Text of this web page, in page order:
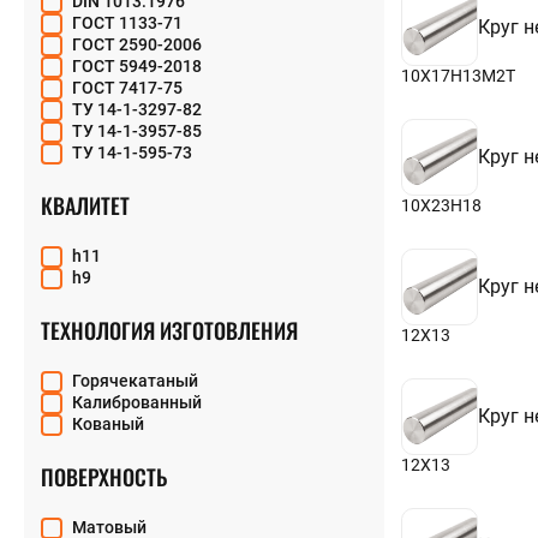
10Х11Н20Т3Р
10Х11Н23Т3МР
10Х17Н13М2Т
10Х17Н13М3Т
10Х23Н18
12Х13
12Х15Г9НД
12Х17
12Х18Н10Т-ВД
12Х18Н9Т
12Х21Н5Т
13Х11Н2В2МФ-Ш
15Х11МФ
15Х18Н12С4ТЮ
15Х25Т
18Х12ВМБФР
20Х12ВНМФ
20Х17Н2
17
18
19
20
22
23
24
25
27
30
31
33
35
36
37
40
42
ГОСТ 1133-71
ГОСТ 2590-2006
ГОСТ 5949-2018
ГОСТ 7417-75
ТУ 14-1-3297-82
ТУ 14-1-3957-85
ТУ 14-1-595-73
КВАЛИТЕТ
h11
h9
ТЕХНОЛОГИЯ ИЗГОТОВЛЕНИЯ
Горячекатаный
Калиброванный
Кованый
ПОВЕРХНОСТЬ
Матовый
Круг
10Х17Н13М2Т
Круг
10Х23Н18
Круг
12Х13
Круг
12Х13